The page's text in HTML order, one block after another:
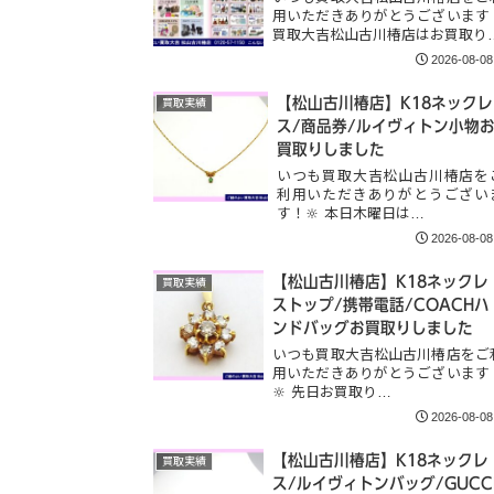
用いただきありがとうございます
買取大吉松山古川椿店はお買取り…
2026-08-08
買取実績
【松山古川椿店】K18ネックレ
ス/商品券/ルイヴィトン小物お
買取りしました
いつも買取大吉松山古川椿店を
利用いただきありがとうござい
す！🔆 本日木曜日は…
2026-08-08
買取実績
【松山古川椿店】K18ネックレ
ストップ/携帯電話/COACHハ
ンドバッグお買取りしました
いつも買取大吉松山古川椿店をご
用いただきありがとうございます
🔆 先日お買取り…
2026-08-08
買取実績
【松山古川椿店】K18ネックレ
ス/ルイヴィトンバッグ/GUCCI